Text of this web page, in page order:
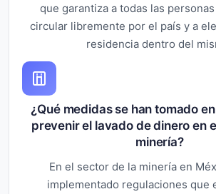
que garantiza a todas las
circular libremente por el país y a
residencia dentro del
¿Qué medidas se han tomado
prevenir el lavado de dinero en
minería?
En el sector de la minería en
implementado regulaciones que